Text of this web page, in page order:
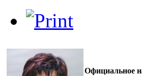
Официальное